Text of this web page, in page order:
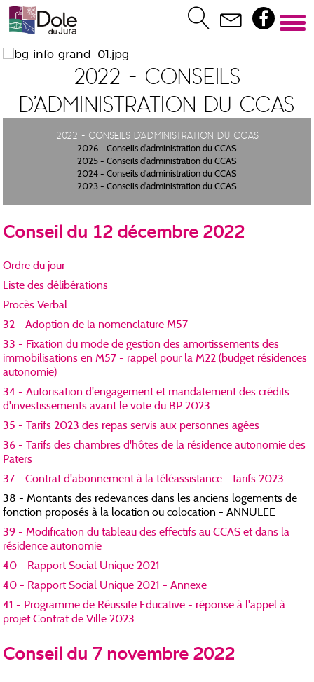
2022 - Conseils
d'administration du CCAS
2022 - Conseils d'administration du CCAS
2026 - Conseils d'administration du CCAS
2025 - Conseils d'administration du CCAS
2024 - Conseils d'administration du CCAS
2023 - Conseils d'administration du CCAS
Conseil du 12 décembre 2022
Ordre du jour
Liste des délibérations
Procès Verbal
32 - Adoption de la nomenclature M57
33 - Fixation du mode de gestion des amortissements des
immobilisations en M57 - rappel pour la M22 (budget résidences
autonomie)
34 - Autorisation d'engagement et mandatement des crédits
d'investissements avant le vote du BP 2023
35 - Tarifs 2023 des repas servis aux personnes agées
36 - Tarifs des chambres d'hôtes de la résidence autonomie des
Paters
37 - Contrat d'abonnement à la téléassistance - tarifs 2023
38 - Montants des redevances dans les anciens logements de
fonction proposés à la location ou colocation - ANNULEE
39 - Modification du tableau des effectifs au CCAS et dans la
résidence autonomie
40 - Rapport Social Unique 2021
40 - Rapport Social Unique 2021 - Annexe
41 - Programme de Réussite Educative - réponse à l'appel à
projet Contrat de Ville 2023
Conseil du 7 novembre 2022